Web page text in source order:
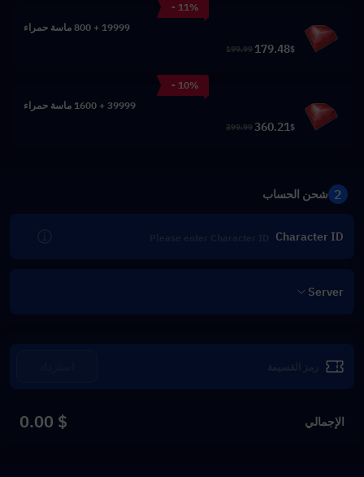
- 11%
19999 + 800 ماسة حمراء
$
179.48
199.99
- 10%
39999 + 1600 ماسة حمراء
$
360.21
399.99
2 شحن الحساب
Character ID
Server
الإجمالي $ 0.00